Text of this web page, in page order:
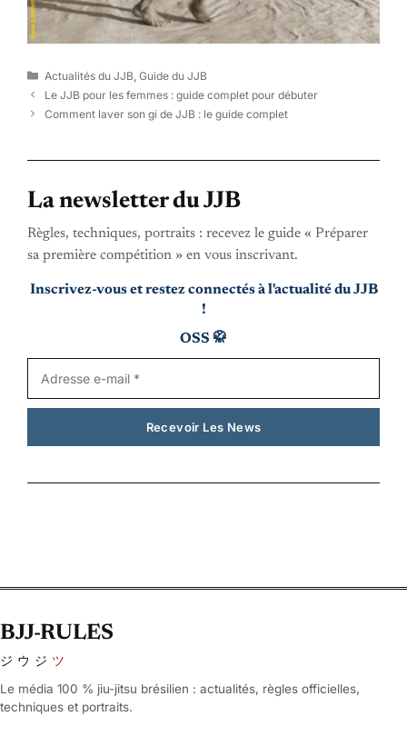
Catégories
Actualités du JJB ,Guide du JJB
Le JJB pour les femmes : guide complet pour débuter
Comment laver son gi de JJB : le guide complet
La newsletter du JJB
Règles, techniques, portraits : recevez le guide « Préparer
sa première compétition » en vous inscrivant.
Inscrivez-vous et restez connectés à l'actualité du JJB
!
OSS 🥋
BJJ-RULES
ジウジ ツ
Le média 100 % jiu-jitsu brésilien : actualités, règles officielles,
techniques et portraits.